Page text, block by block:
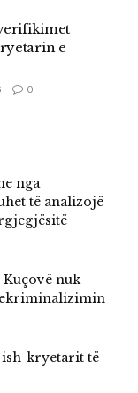
e
0
nga
të analizojë
nuk
kryetarit të